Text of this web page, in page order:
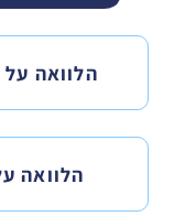
הלוואה
הלוואה